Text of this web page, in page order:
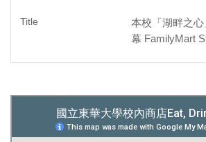
本校「湖畔之
幕 FamilyMart